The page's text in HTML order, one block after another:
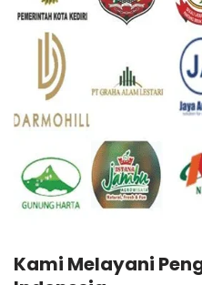
Kami Melayani